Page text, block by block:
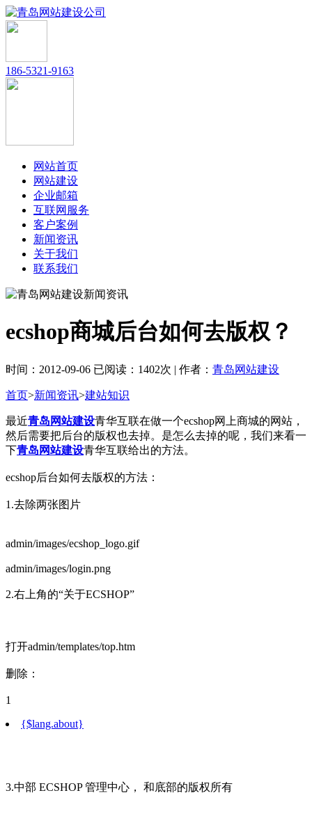
186-5321-9163
网站首页
网站建设
企业邮箱
互联网服务
客户案例
新闻资讯
关于我们
联系我们
ecshop商城后台如何去版权？
时间：2012-09-06 已阅读：1402次 | 作者： 青岛网站建设
首页>新闻资讯>建站知识
最近青岛网站建设青华互联在做一个ecshop网上商城的网站，
然后需要把后台的版权也去掉。是怎么去掉的呢，我们来看一
下青岛网站建设青华互联给出的方法。
ecshop后台如何去版权的方法：
1.去除两张图片
admin/images/ecshop_logo.gif
admin/images/login.png
2.右上角的“关于ECSHOP”
打开admin/templates/top.htm
删除：
1
{$lang.about}
3.中部 ECSHOP 管理中心， 和底部的版权所有